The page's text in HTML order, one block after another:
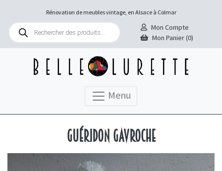
Rénovation de meubles vintage, en Alsace à Colmar
Recherche
produits
Mon Compte
Mon Panier (0)
Menu
Guéridon Gavroche